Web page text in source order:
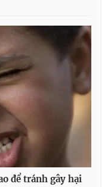
để tránh gây hại